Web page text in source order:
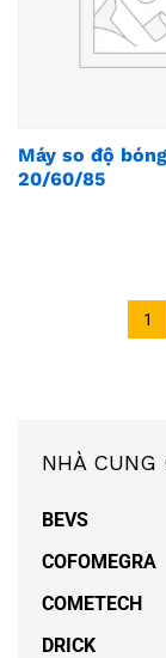
Máy so độ
20/60/85
1
NHÀ CUNG
BEVS
COFOMEGRA
COMETECH
DRICK